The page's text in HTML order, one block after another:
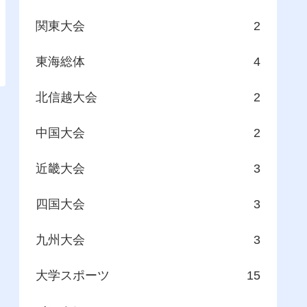
関東大会 2
東海総体 4
北信越大会 2
中国大会 2
近畿大会 3
四国大会 3
九州大会 3
大学スポーツ 15